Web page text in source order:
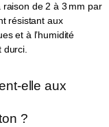
de 2 à 3 mm par
résistant aux
et à l’humidité
durci.
elle aux
?